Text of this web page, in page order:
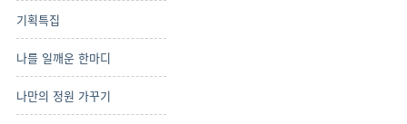
기획특집
나를 일깨운 한마디
나만의 정원 가꾸기